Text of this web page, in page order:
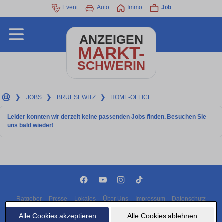
Alle Cookies akzeptieren Alle Cookies ablehnen
Event Auto Immo Job
ANZEIGEN
MARKT-
SCHWERIN
❯ JOBS ❯ BRUESEWITZ ❯ HOME-OFFICE
Leider konnten wir derzeit keine passenden Jobs finden. Besuchen Sie
uns bald wieder!
Ratgeber Presse Lokales Über Uns Impressum Datenschutz